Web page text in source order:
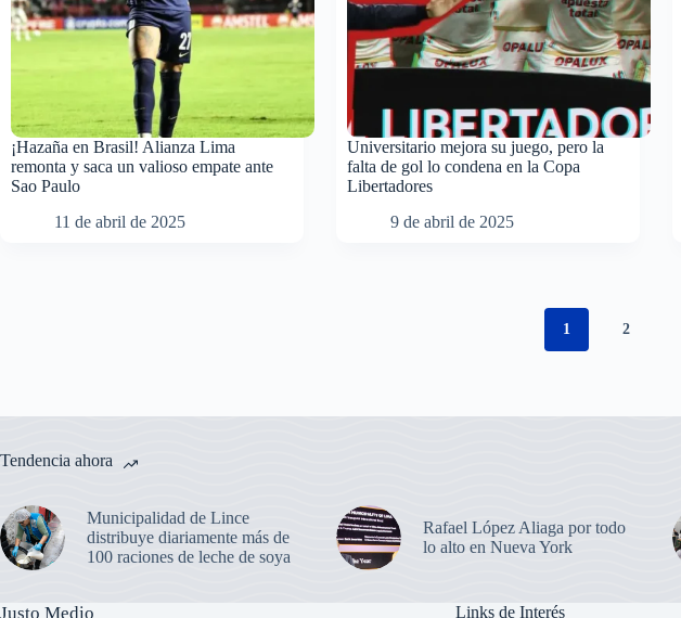
¡Hazaña en Brasil! Alianza Lima
remonta y saca un valioso empate ante
Sao Paulo
11 de abril de 2025
Universitario mejora su juego, pero la
falta de gol lo condena en la Copa
Libertadores
9 de abril de 2025
1 2
Tendencia ahora
Municipalidad de Lince
distribuye diariamente más de
100 raciones de leche de soya
Rafael López Aliaga por todo
lo alto en Nueva York
Justo Medio Links de Interés